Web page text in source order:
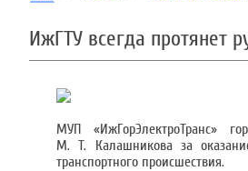
ИжГТУ всегда протянет
МУП «ИжГорЭлектроТранс»
М. Т. Калашникова за
транспортного происшествия.